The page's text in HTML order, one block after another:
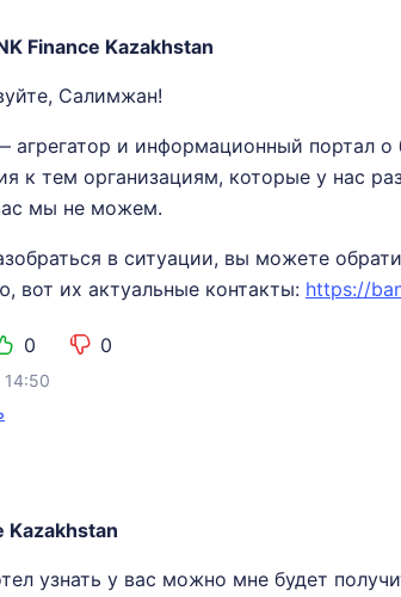
Finance Kazakhstan
Салимжан!
агрегатор и информационный портал
к тем организациям, которые у нас
мы не можем.
в ситуации, вы можете
вот их актуальные контакты: https://
0 0
14:50
Kazakhstan
узнать у вас можно мне будет